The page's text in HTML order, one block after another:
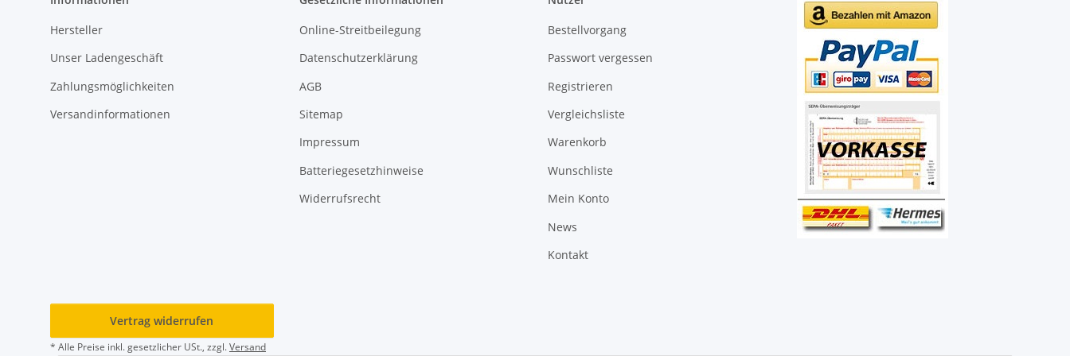
Hersteller
Unser Ladengeschäft
Zahlungsmöglichkeiten
Versandinformationen
Online-Streitbeilegung
Datenschutzerklärung
AGB
Sitemap
Impressum
Batteriegesetzhinweise
Widerrufsrecht
Bestellvorgang
Passwort vergessen
Registrieren
Vergleichsliste
Warenkorb
Wunschliste
Mein Konto
News
Kontakt
Vertrag widerrufen
* Alle Preise inkl. gesetzlicher USt., zzgl.Versand